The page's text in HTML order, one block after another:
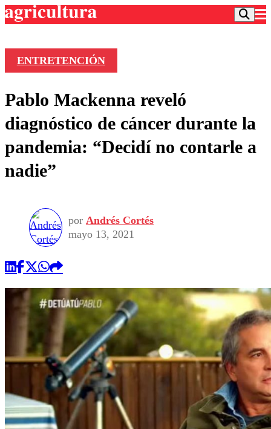
Frecuencias
Agricultura TV
Deportes
Colo Colo
Torneo Internacional
Torneo Nacional
Entretención
Internacional
Nacional
Programas
Comercial
ENTRETENCIÓN
Pablo Mackenna reveló
diagnóstico de cáncer durante la
pandemia: “Decidí no contarle a
nadie”
por Andrés Cortés
mayo 13, 2021